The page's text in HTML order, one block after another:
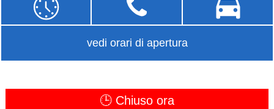
vedi orari di apertura
🕒 Chiuso ora